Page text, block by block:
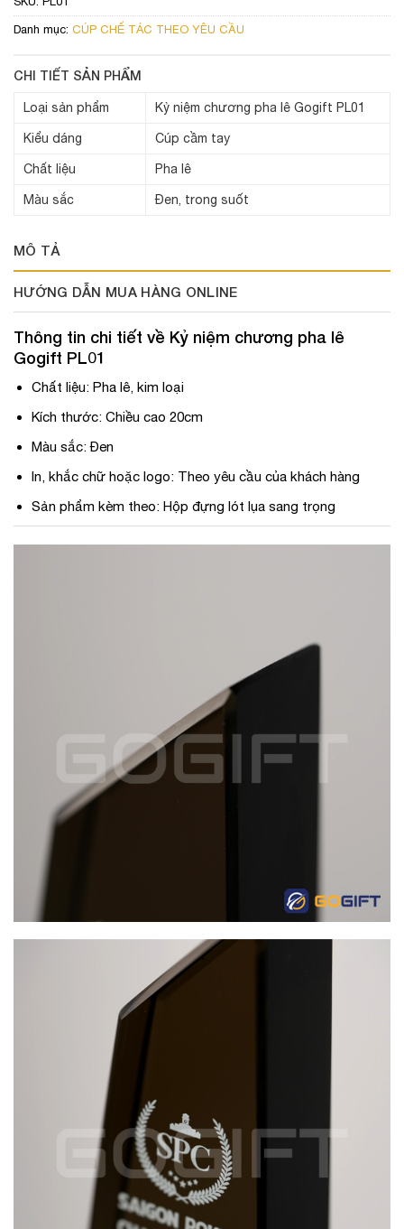
Danh mục: CÚP CHẾ TÁC THEO YÊU CẦU
CHI TIẾT SẢN PHẨM
Loại sản phẩm Kỷ niệm chương pha lê Gogift PL01
Kiểu dáng Cúp cầm tay
Chất liệu Pha lê
Màu sắc Đen, trong suốt
MÔ TẢ
HƯỚNG DẪN MUA HÀNG ONLINE
Thông tin chi tiết về Kỷ niệm chương pha lê
Gogift PL01
Chất liệu: Pha lê, kim loại
Kích thước: Chiều cao 20cm
Màu sắc: Đen
In, khắc chữ hoặc logo: Theo yêu cầu của khách hàng
Sản phẩm kèm theo: Hộp đựng lót lụa sang trọng